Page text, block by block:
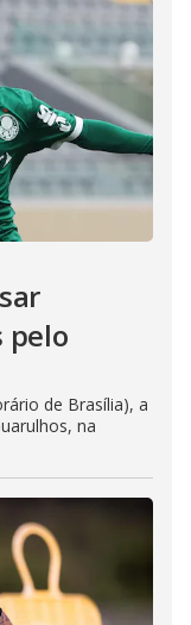
pelo
de Brasília), a
na